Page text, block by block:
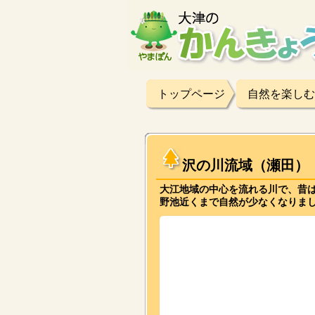
トップページ 自然を楽し
沢の川流域（瀬田）
大江地域の中心を流れる川で、昔
野池近くまで自然が少なくなりま